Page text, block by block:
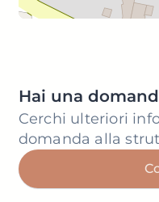
Hai una
Cerchi ulteriori
domanda alla